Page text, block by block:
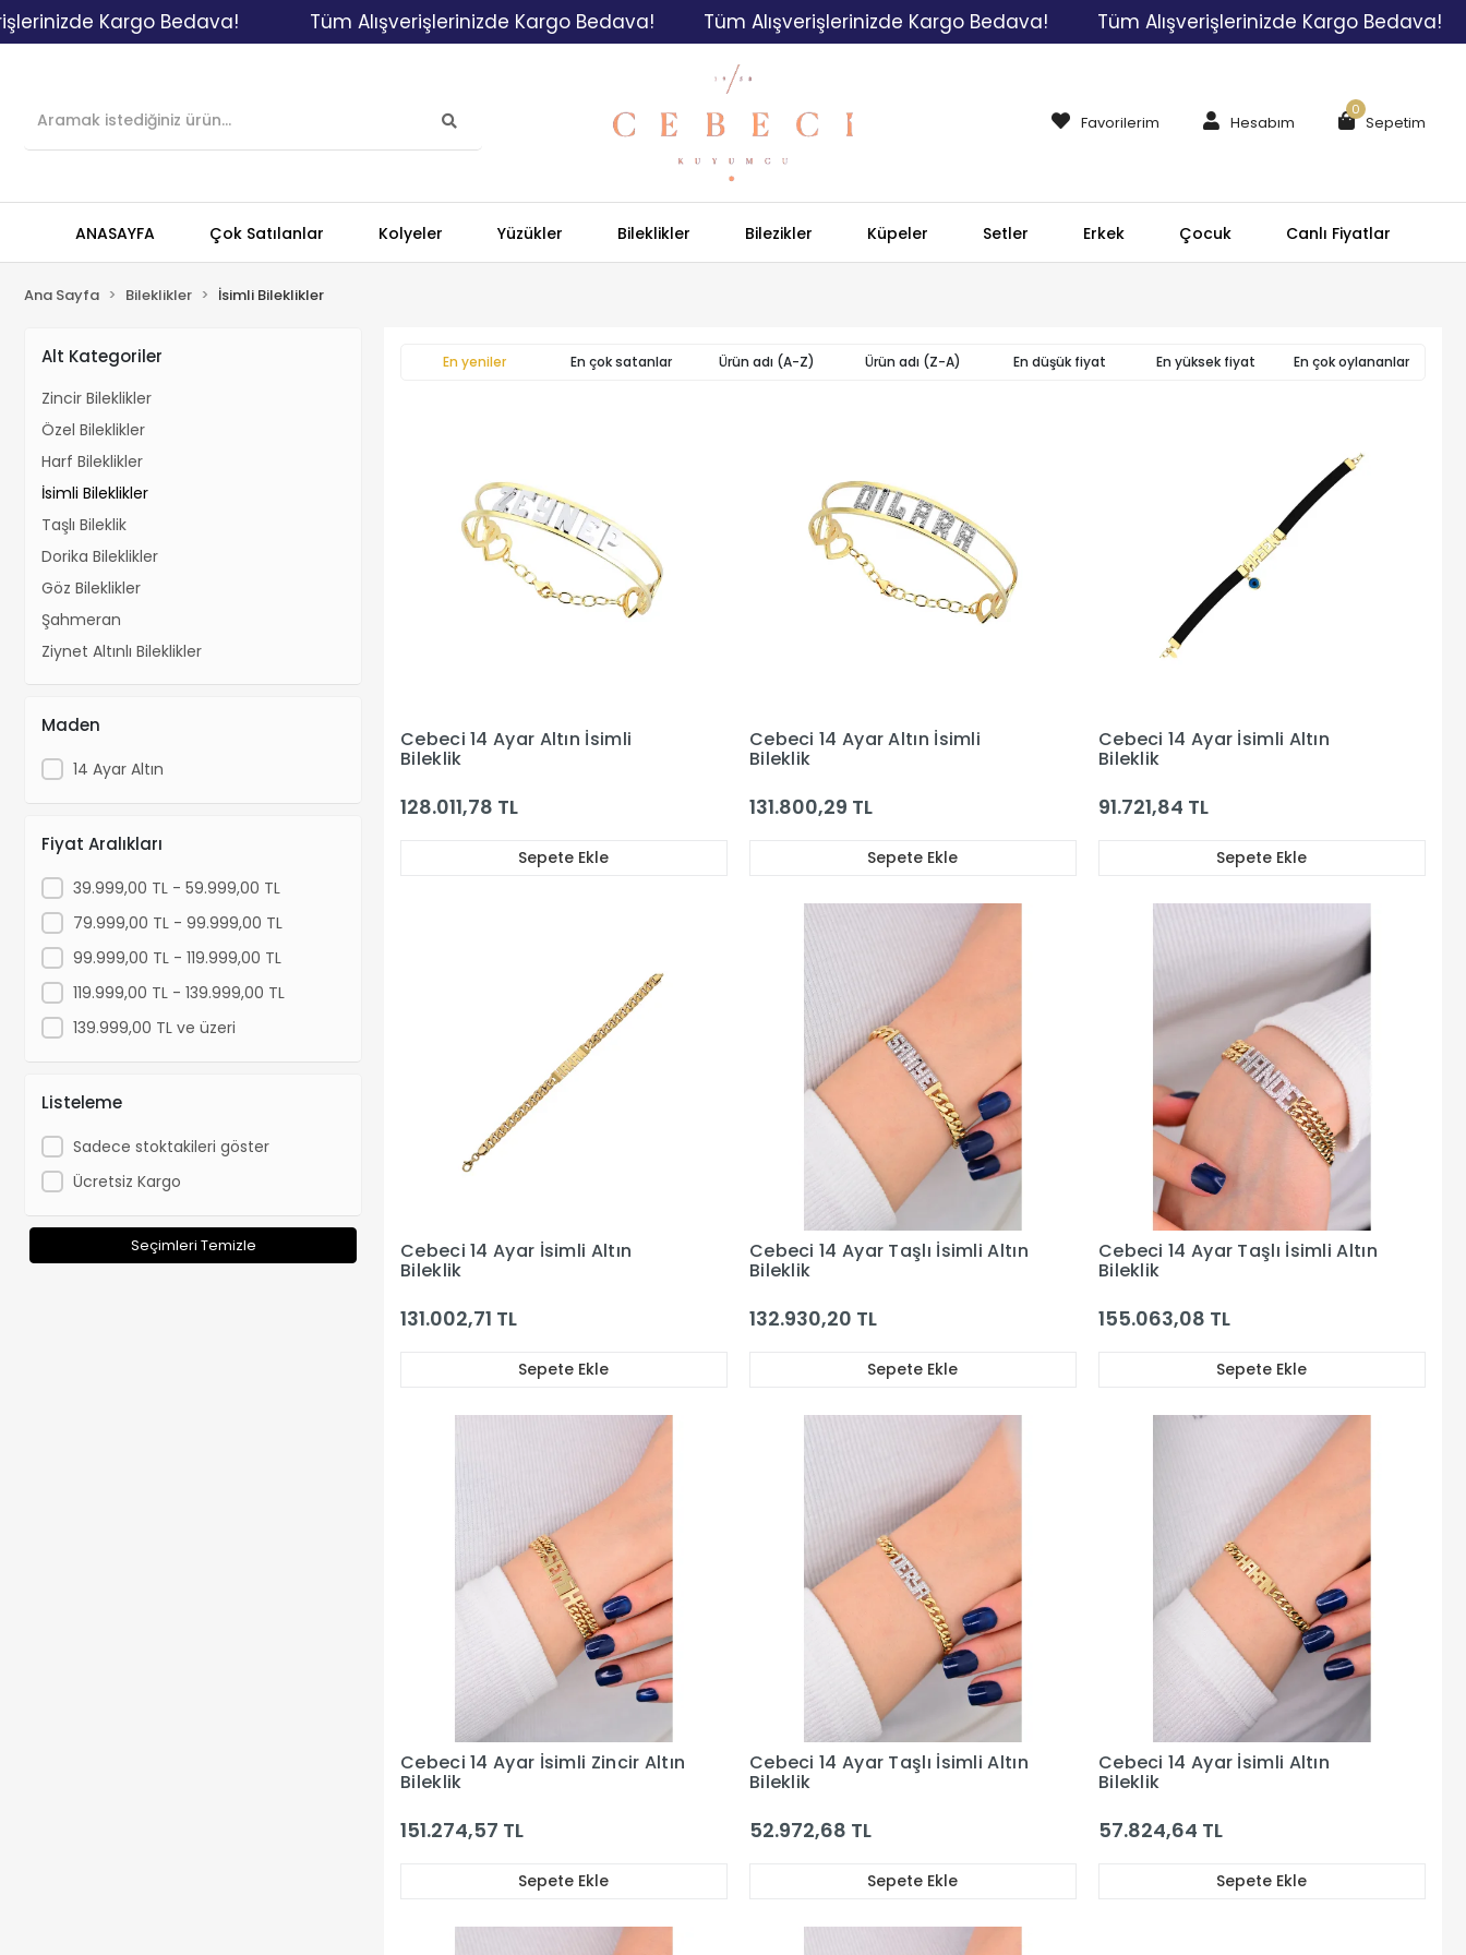
Kargo Bedava! Tüm Alışverişlerinizde Kargo Bedava! Tüm Alışverişlerinizde Kargo Bedava! Tüm Alışverişlerinizde Kargo Bedava!
Favorilerim Hesabım Sepetim
0
ANASAYFA Çok Satılanlar Kolyeler Yüzükler Bileklikler Bilezikler Küpeler Setler Erkek Çocuk Canlı Fiyatlar
Ana Sayfa Bileklikler İsimli Bileklikler
Alt Kategoriler
Zincir Bileklikler
Özel Bileklikler
Harf Bileklikler
İsimli Bileklikler
Taşlı Bileklik
Dorika Bileklikler
Göz Bileklikler
Şahmeran
Ziynet Altınlı Bileklikler
Maden
14 Ayar Altın
Fiyat Aralıkları
39.999,00 TL - 59.999,00 TL
79.999,00 TL - 99.999,00 TL
99.999,00 TL - 119.999,00 TL
119.999,00 TL - 139.999,00 TL
139.999,00 TL ve üzeri
Listeleme
Sadece stoktakileri göster
Ücretsiz Kargo
Seçimleri Temizle
En yeniler En çok satanlar Ürün adı (A-Z) Ürün adı (Z-A) En düşük fiyat En yüksek fiyat En çok oylananlar
Cebeci 14 Ayar Altın İsimli
Bileklik
128.011,78 TL
Sepete Ekle
Cebeci 14 Ayar Altın İsimli
Bileklik
131.800,29 TL
Sepete Ekle
Cebeci 14 Ayar İsimli Altın
Bileklik
91.721,84 TL
Sepete Ekle
Cebeci 14 Ayar İsimli Altın
Bileklik
131.002,71 TL
Sepete Ekle
Cebeci 14 Ayar Taşlı İsimli Altın
Bileklik
132.930,20 TL
Sepete Ekle
Cebeci 14 Ayar Taşlı İsimli Altın
Bileklik
155.063,08 TL
Sepete Ekle
Cebeci 14 Ayar İsimli Zincir Altın
Bileklik
151.274,57 TL
Sepete Ekle
Cebeci 14 Ayar Taşlı İsimli Altın
Bileklik
52.972,68 TL
Sepete Ekle
Cebeci 14 Ayar İsimli Altın
Bileklik
57.824,64 TL
Sepete Ekle